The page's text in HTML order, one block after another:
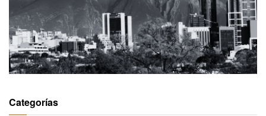
Categorías